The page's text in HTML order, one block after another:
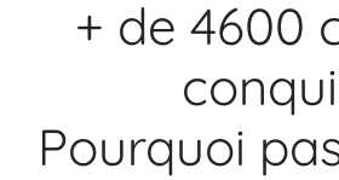
+ de 4600
Pourquoi